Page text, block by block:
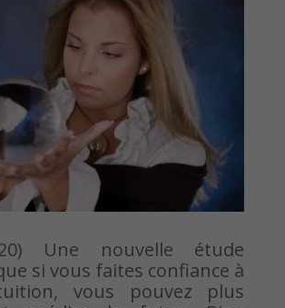
Une nouvelle étude
si vous faites confiance à
vous pouvez plus